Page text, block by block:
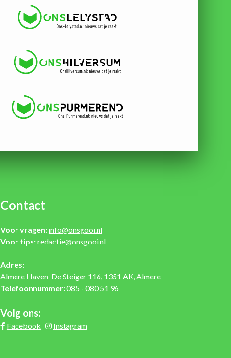
Contact
Voor vragen: info@onsgooi.nl
Voor tips:redactie@onsgooi.nl
Adres:
Almere Haven: De Steiger 116, 1351 AK, Almere
Telefoonnummer:085 - 080 51 96
Volg ons:
Facebook Instagram